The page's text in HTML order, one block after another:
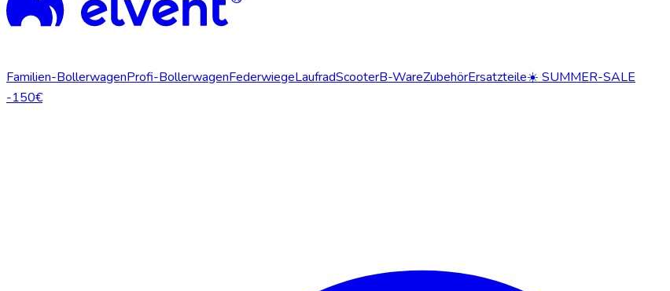
Familien-BollerwagenProfi-BollerwagenFederwiegeLaufradScooterB-WareZubehörErsatzteile☀️ SUMMER-SALE
-150€